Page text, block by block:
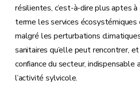
résilientes, c’est-à-dire plus aptes à
terme les services écosystémiques
malgré les perturbations
sanitaires qu’elle peut rencontrer,
confiance du secteur, indispensable
l’activité sylvicole.